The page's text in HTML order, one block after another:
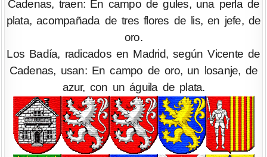
Cadenas, traen: En campo de gules, una perla de
plata, acompañada de tres flores de lis, en jefe, de
oro.
Los Badía, radicados en Madrid, según Vicente de
Cadenas, usan: En campo de oro, un losanje, de
azur, con un águila de plata.